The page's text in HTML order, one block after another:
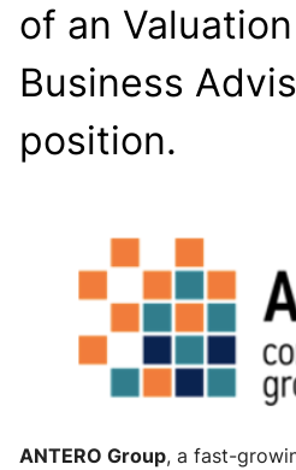
of an
Business
position.
ANTERO Group, a fast-